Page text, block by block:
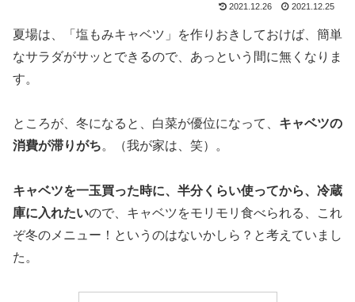
2021.12.26 2021.12.25
夏場は、「塩もみキャベツ」を作りおきしておけば、簡単
なサラダがサッとできるので、あっという間に無くなりま
す。
ところが、冬になると、白菜が優位になって、 キャベツの
消費が滞りがち。（我が家は、笑）。
キャベツを一玉買った時に、半分くらい使ってから、冷蔵
庫に入れたいので、キャベツをモリモリ食べられる、これ
ぞ冬のメニュー！というのはないかしら？と考えていまし
た。